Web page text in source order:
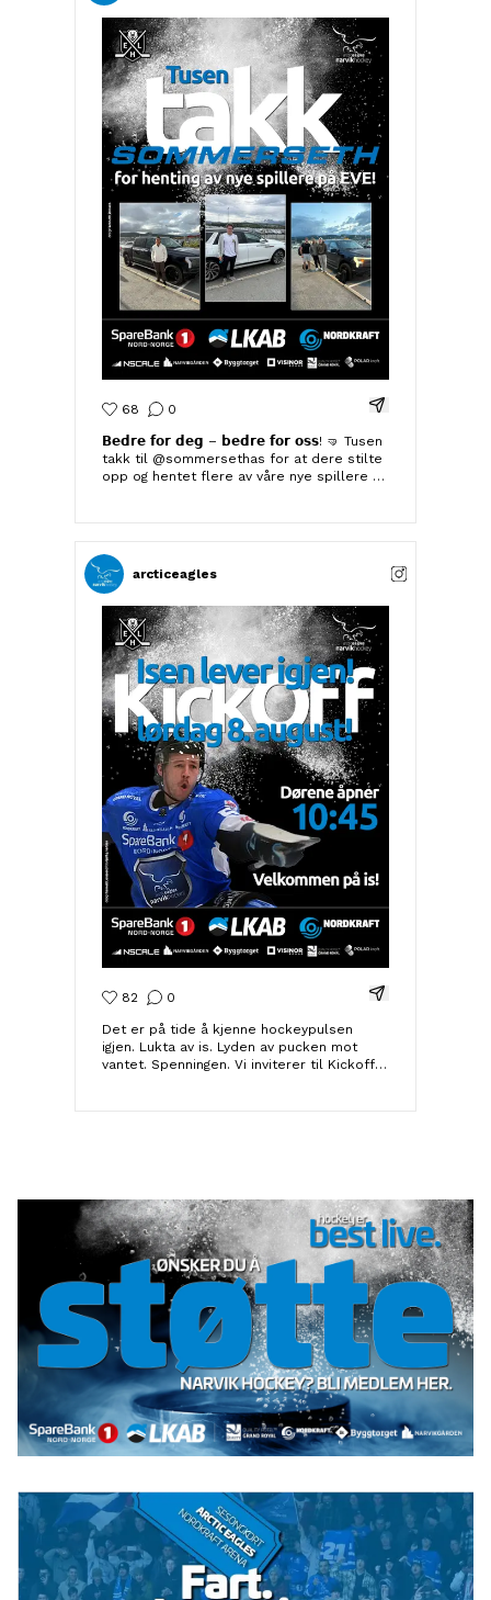
68 0 Del Instagram-
𝗕𝗲𝗱𝗿𝗲 𝗳𝗼𝗿 𝗱𝗲𝗴 – 𝗯𝗲𝗱𝗿𝗲 𝗳𝗼𝗿 𝗼𝘀𝘀! 🤜 Tusen
takk til @sommersethas for at dere stilte
opp og hentet flere av våre nye spillere på
logistikken litt enklere og hverdagen litt
𝗯𝗲𝗱𝗿𝗲 𝗳𝗼𝗿 𝗼𝘀𝘀. 💙 Takk for at dere er med
på laget!
arcticeagles
82 0 Del Instagram-
Det er på tide å kjenne hockeypulsen
igjen. Lukta av is. Lyden av pucken mot
vantet. Spenningen. Vi inviterer til Kickoff
isen? 🏒 Skuddrampe for publikum 🗣️ Møt
spillerne, få autografer 🫵 Guidet tur i a-
lagsgarderobene for barn 🦅 Intervjuer
med GM, Head Coach og spillere før
sesongen 🤩 Oppvisningskamp ☕ Klubbens
U18-lag stiller med kafe